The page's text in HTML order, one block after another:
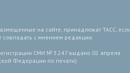
на сайте, принадлежат ТАСС,
с мнением редакции.
СМИ № 3 247 выдано 02 апреля
Федерации по печати).